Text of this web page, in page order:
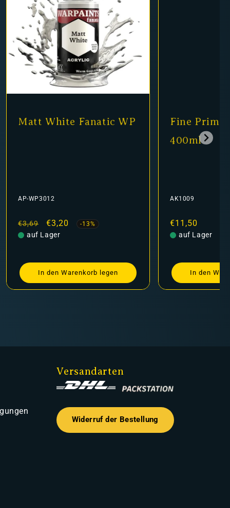
Matt White Fanatic WP
AP-WP3012
Normaler
Preis
€3,69 Verkaufspreis
€3,20 -13%
auf Lager
In den Warenkorb legen
Fine
400ml
AK1009
Normaler
Preis
€11,50
auf Lager
In den
Versandarten
Widerruf der Bestellung